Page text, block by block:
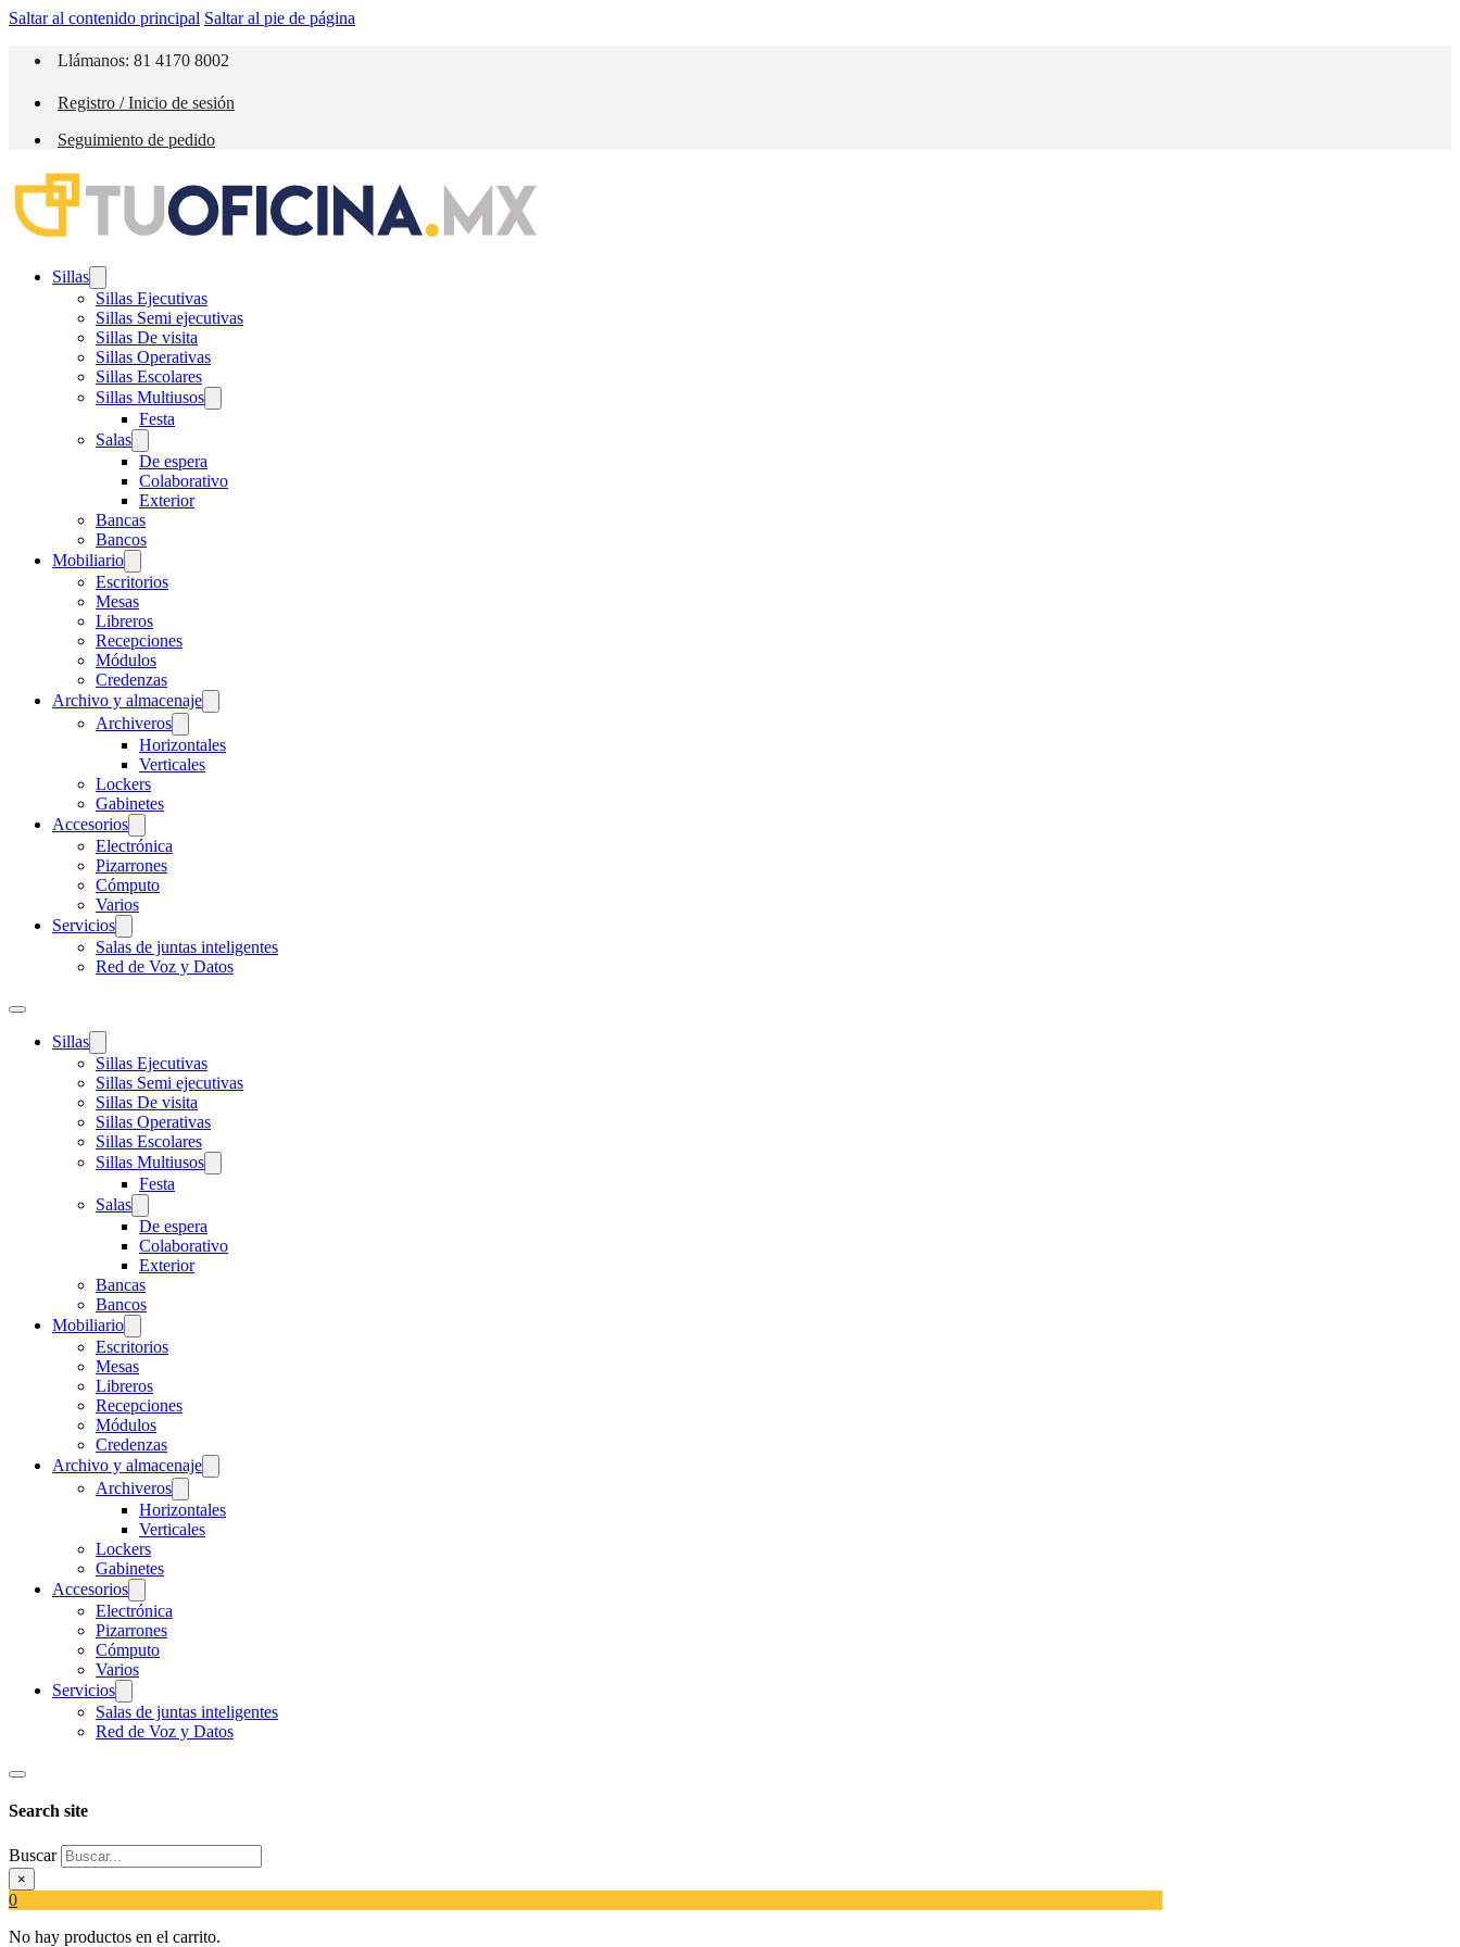
Saltar al contenido principal Saltar al pie de página
Llámanos: 81 4170 8002
Registro / Inicio de sesión
Seguimiento de pedido
Sillas
Sillas Ejecutivas
Sillas Semi ejecutivas
Sillas De visita
Sillas Operativas
Sillas Escolares
Sillas Multiusos
Festa
Salas
De espera
Colaborativo
Exterior
Bancas
Bancos
Mobiliario
Escritorios
Mesas
Libreros
Recepciones
Módulos
Credenzas
Archivo y almacenaje
Archiveros
Horizontales
Verticales
Lockers
Gabinetes
Accesorios
Electrónica
Pizarrones
Cómputo
Varios
Servicios
Salas de juntas inteligentes
Red de Voz y Datos
Sillas
Sillas Ejecutivas
Sillas Semi ejecutivas
Sillas De visita
Sillas Operativas
Sillas Escolares
Sillas Multiusos
Festa
Salas
De espera
Colaborativo
Exterior
Bancas
Bancos
Mobiliario
Escritorios
Mesas
Libreros
Recepciones
Módulos
Credenzas
Archivo y almacenaje
Archiveros
Horizontales
Verticales
Lockers
Gabinetes
Accesorios
Electrónica
Pizarrones
Cómputo
Varios
Servicios
Salas de juntas inteligentes
Red de Voz y Datos
Search site
Buscar
×
0
No hay productos en el carrito.